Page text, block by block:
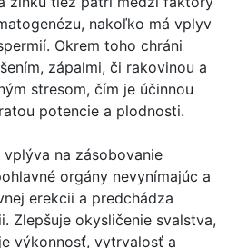
nakoľko má vplyv
Okrem toho chráni
zápalmi, či rakovinou a
stresom, čím je účinnou
potencie a plodnosti.
na zásobovanie
orgány nevynímajúc a
erekcii a predchádza
Zlepšuje okysličenie svalstva,
výkonnosť, vytrvalosť a